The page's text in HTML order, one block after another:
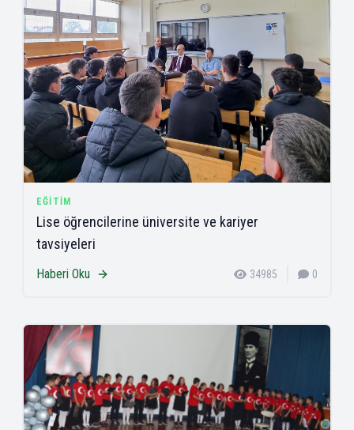
EĞITIM
Lise öğrencilerine üniversite ve kariyer
tavsiyeleri
Haberi Oku 34985 0